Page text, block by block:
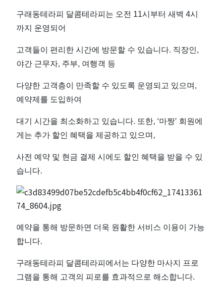
하
는
달
콤
테
라
피
｜
근
처
인
기
구래동테라피 달콤테라피는 오전 11시부터 새벽 4시
까지 운영되어
고객들이 편리한 시간에 방문할 수 있습니다. 직장인,
야간 근무자, 주부, 여행객 등
다양한 고객층이 만족할 수 있도록 운영되고 있으며,
예약제를 도입하여
대기 시간을 최소화하고 있습니다. 또한, ‘마짱’ 회원에
게는 추가 할인 혜택을 제공하고 있으며,
사전 예약 및 현금 결제 시에도 할인 혜택을 받을 수 있
습니다.
예약을 통해 방문하면 더욱 원활한 서비스 이용이 가능
합니다.
구래동테라피 달콤테라피에서는 다양한 마사지 프로
그램을 통해 고객의 피로를 효과적으로 해소합니다.